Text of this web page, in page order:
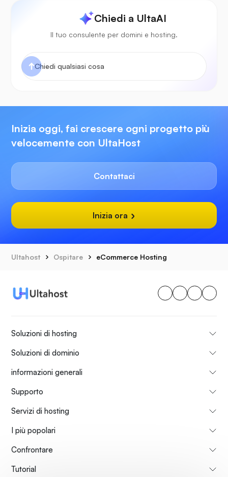
Chiedi a UltaAI
Il tuo consulente per domini e hosting.
Inizia oggi, fai crescere ogni progetto più
velocemente con UltaHost
Contattaci
Inizia ora
Ultahost Ospitare eCommerce Hosting
Soluzioni di hosting
Soluzioni di dominio
informazioni generali
Supporto
Servizi di hosting
I più popolari
Confrontare
Tutorial